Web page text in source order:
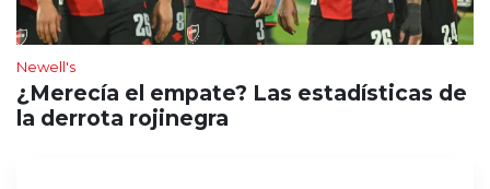
Newell's
¿Merecía el empate? Las estadísticas de
la derrota rojinegra